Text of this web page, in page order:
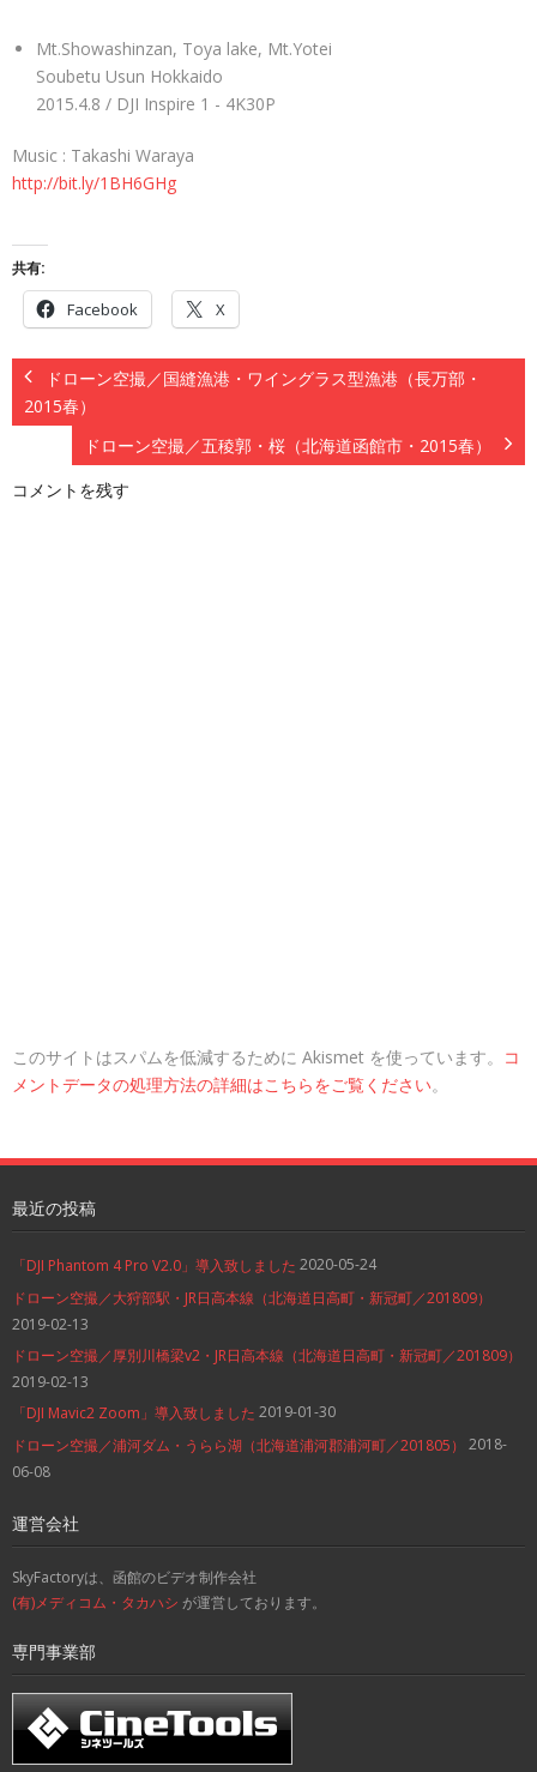
Mt.Showashinzan, Toya lake, Mt.Yotei
Soubetu Usun Hokkaido
2015.4.8 / DJI Inspire 1 - 4K30P
Music : Takashi Waraya
http://bit.ly/1BH6GHg
共有:
Facebook X
ドローン空撮／国縫漁港・ワイングラス型漁港（長万部・
2015春）
ドローン空撮／五稜郭・桜（北海道函館市・2015春）
コメントを残す
このサイトはスパムを低減するために Akismet を使っています。
コ
メントデータの処理方法の詳細はこちらをご覧ください。
最近の投稿
「DJI Phantom 4 Pro V2.0」導入致しました 2020-05-24
ドローン空撮／大狩部駅・JR日高本線（北海道日高町・新冠町／201809）
2019-02-13
ドローン空撮／厚別川橋梁v2・JR日高本線（北海道日高町・新冠町／201809）
2019-02-13
「DJI Mavic2 Zoom」導入致しました 2019-01-30
ドローン空撮／浦河ダム・うらら湖（北海道浦河郡浦河町／201805） 2018-
06-08
運営会社
SkyFactoryは、函館のビデオ制作会社
(有)メディコム・タカハシ が運営しております。
専門事業部